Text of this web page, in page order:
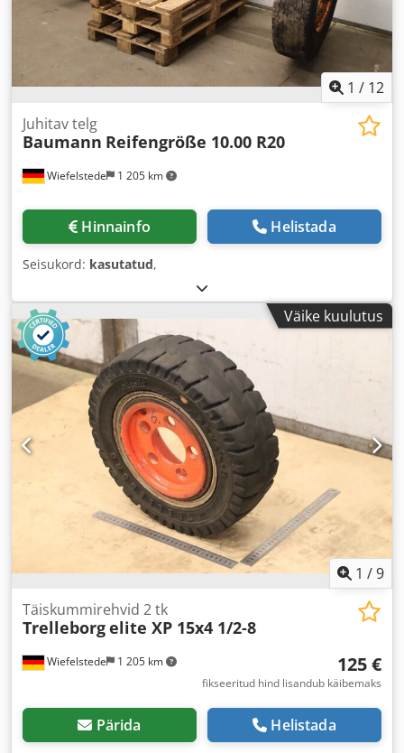
1 / 12
Wiefelstede 1 205 km
Juhitav telg
Baumann Reifengröße 10.00 R20
Hinnainfo Helistada
Seisukord: kasutatud,
Väike kuulutus
1 /9
Wiefelstede 1 205 km
Täiskummirehvid 2 tk
Trelleborgelite XP 15x4 1/2-8
125 €
fikseeritud hind lisandub käibemaks
Pärida Helistada